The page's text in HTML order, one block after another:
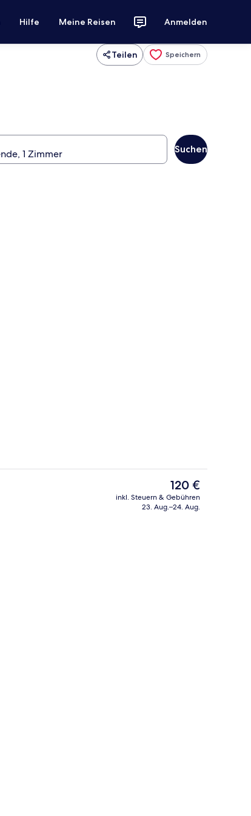
Hilfe Meine Reisen Anmelden
Teilen Speichern
Suchen
Terrasse/Patio
Der
aktuelle
Preis
120 €
inkl. Steuern & Gebühren
23. Aug.–24. Aug.